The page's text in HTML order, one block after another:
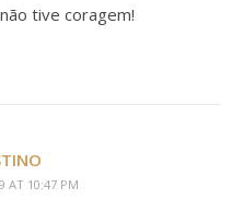
tive coragem!
AT 10:47 PM